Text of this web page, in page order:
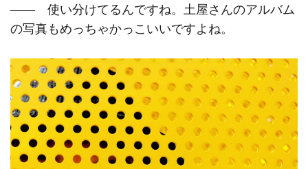
―― 使い分けてるんですね。土屋さんのアルバム
の写真もめっちゃかっこいいですよね。